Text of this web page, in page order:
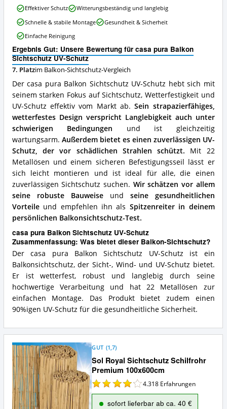
Sichtschutz
erhältlich?
Ergebnis Gut: Unsere Bewertung für casa pura Balkon
Sichtschutz UV-Schutz
7. Platzim Balkon-Sichtschutz-Vergleich
Der casa pura Balkon Sichtschutz UV-Schutz hebt sich mit
seinem starken Fokus auf Sichtschutz, Wetterfestigkeit und
UV-Schutz effektiv vom Markt ab.Sein strapazierfähiges,
wetterfestes Design verspricht Langlebigkeit auch unter
schwierigen Bedingungen und ist gleichzeitig
wartungsarm. Außerdem bietet es einen zuverlässigen UV-
Schutz, der vor schädlichen Strahlen schützt. Mit 22
Metallösen und einem sicheren Befestigungsseil lässt er
sich leicht montieren und ist ideal für alle, die einen
zuverlässigen Sichtschutz suchen. Wir schätzen vor allem
seine robuste Bauweiseund seine gesundheitlichen
Vorteileund empfehlen ihn als Spitzenreiter in deinem
persönlichen Balkonsichtschutz-Test.
casa pura Balkon Sichtschutz UV-Schutz
Zusammenfassung: Was bietet dieser Balkon-Sichtschutz?
Der casa pura Balkon Sichtschutz UV-Schutz ist ein
Balkonsichtschutz, der Sicht-, Wind- und UV-Schutz bietet.
Er ist wetterfest, robust und langlebig durch seine
hochwertige Verarbeitung und hat 22 Metallösen zur
einfachen Montage. Das Produkt bietet zudem einen
90%igen UV-Schutz für die gesundheitliche Sicherheit.
casa
pura
Balkon
Sichtschutz
UV-
Schutz
Vorteile:
Was
spricht
für
diesen
Balkon-
Sichtschutz?
Effektiver Schutz
Witterungsbeständig und langlebig
Schnelle & stabile Montage
Gesundheit & Sicherheit
Einfache Reinigung
Sol Royal Sichtschutz Schilfrohr
Premium 100x600cm
GUT (1,7)
4.318 Erfahrungen
sofort lieferbar ab ca. 40 €